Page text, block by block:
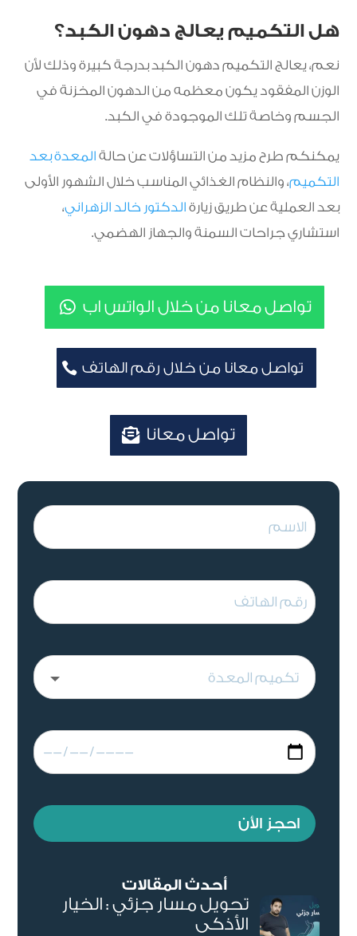
احجز الأن
أحدث المقالات
تحويل مسار جزئي : الخيار
الأذكى
هل التكميم يعالج دهون الكبد؟
نعم، يعالج التكميم دهون الكبد بدرجة كبيرة وذلك لأن
الوزن المفقود يكون معظمه من الدهون المخزنة في
الجسم وخاصة تلك الموجودة في الكبد.
يمكنكم طرح مزيد من التساؤلات عن حالة المعدة بعد
التكميم، والنظام الغذائي المناسب خلال الشهور الأولى
بعد العملية عن طريق زيارة الدكتور خالد الزهراني،
استشاري جراحات السمنة والجهاز الهضمي.
تواصل معانا من خلال الواتس اب
تواصل معانا من خلال رقم الهاتف
تواصل معانا